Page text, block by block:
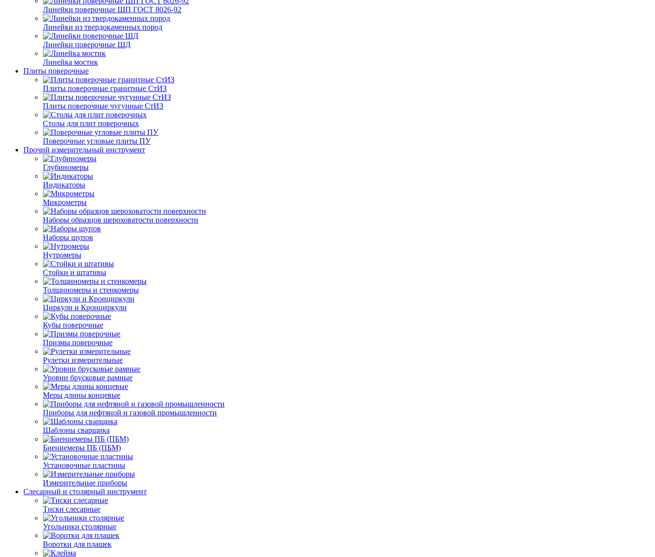
Линейки поверочные ШП ГОСТ 8026-92
Линейки из твердокаменных пород
Линейки поверочные ШД
Линейка мостик
Плиты поверочные
Плиты поверочные гранитные СтИЗ
Плиты поверочные чугунные СтИЗ
Столы для плит поверочных
Поверочные угловые плиты ПУ
Прочий измерительный инструмент
Глубиномеры
Индикаторы
Микрометры
Наборы образцов шероховатости поверхности
Наборы щупов
Нутромеры
Стойки и штативы
Толщиномеры и стенкомеры
Циркули и Кронциркули
Кубы поверочные
Призмы поверочные
Рулетки измерительные
Уровни брусковые рамные
Меры длины концевые
Приборы для нефтяной и газовой промышленности
Шаблоны сварщика
Биениемеры ПБ (ПБМ)
Установочные пластины
Измерительные приборы
Слесарный и столярный инструмент
Тиски слесарные
Угольники столярные
Воротки для плашек